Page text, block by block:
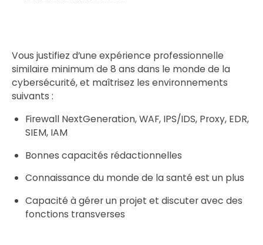
Vous justifiez d’une expérience professionnelle
similaire minimum de 8 ans dans le monde de la
cybersécurité, et maîtrisez les environnements
suivants :
Firewall NextGeneration, WAF, IPS/IDS, Proxy, EDR,
SIEM, IAM
Bonnes capacités rédactionnelles
Connaissance du monde de la santé est un plus
Capacité à gérer un projet et discuter avec des
fonctions transverses